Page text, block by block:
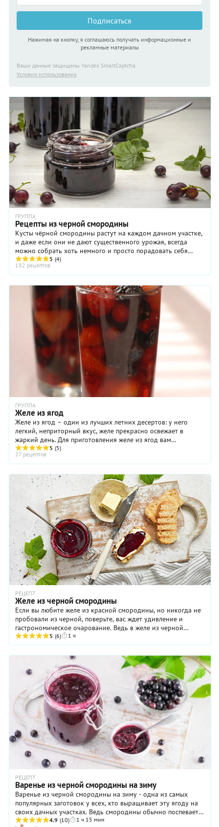
Подписаться
Нажимая на кнопку, я соглашаюсь получать информационные и
рекламные материалы
Ваши данные защищены Yandex SmartCaptcha
Условия использования
ГРУППА
Рецепты из черной смородины
Кусты чёрной смородины растут на каждом дачном участке,
и даже если они не дают существенного урожая, всегда
можно собрать хоть немного и просто порадовать себя
ароматной, но довольно кислой ягодой ...
5 (4)
182 рецептов
ГРУППА
Желе из ягод
Желе из ягод – один из лучших летних десертов: у него
легкий, неприторный вкус, желе прекрасно освежает в
жаркий день. Для приготовления желе из ягод вам
понадобятся желатин и ягодный сок, сироп, ...
5 (5)
27 рецептов
РЕЦЕПТ
Желе из черной смородины
Если вы любите желе из красной смородины, но никогда не
пробовали из черной, поверьте, вас ждет удивление и
гастрономическое очарование. Ведь в желе из черной
смородины (в отличии от красной) помимо ...
5 (6) 1 ч
РЕЦЕПТ
Варенье из черной смородины на зиму
Варенье из черной смородины на зиму - одна из самых
популярных заготовок у всех, кто выращивает эту ягоду на
своих дачных участках. Ведь смородины обычно поспевает
много и переработать ее нужно быстро. Это варенье будет
4.9 (10) 1 ч 15 мин